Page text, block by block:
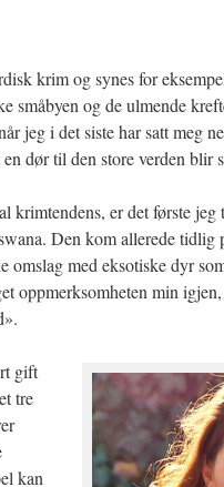
krim og synes for
småbyen og de ulmende
jeg i det siste har satt meg
dør til den store verden blir
krimtendens, er det første
Den kom allerede tidlig
med eksotiske dyr
oppmerksomheten min
gift
tre
kan